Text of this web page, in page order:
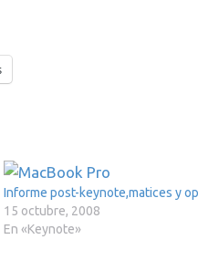
Informe post-keynote,matices y
15 octubre, 2008
En «Keynote»